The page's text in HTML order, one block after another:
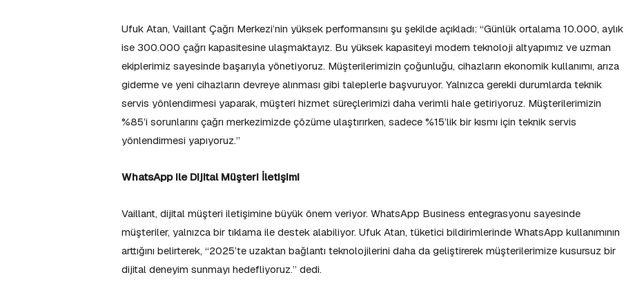
Ufuk Atan, Vaillant Çağrı Merkezi’nin yüksek performansını şu şekilde açıkladı: “Günlük ortalama 10.000, aylık
ise 300.000 çağrı kapasitesine ulaşmaktayız. Bu yüksek kapasiteyi modern teknoloji altyapımız ve uzman
ekiplerimiz sayesinde başarıyla yönetiyoruz. Müşterilerimizin çoğunluğu, cihazların ekonomik kullanımı, arıza
giderme ve yeni cihazların devreye alınması gibi taleplerle başvuruyor. Yalnızca gerekli durumlarda teknik
servis yönlendirmesi yaparak, müşteri hizmet süreçlerimizi daha verimli hale getiriyoruz. Müşterilerimizin
%85’i sorunlarını çağrı merkezimizde çözüme ulaştırırken, sadece %15’lik bir kısmı için teknik servis
yönlendirmesi yapıyoruz.”
WhatsApp ile Dijital Müşteri İletişimi
Vaillant, dijital müşteri iletişimine büyük önem veriyor. WhatsApp Business entegrasyonu sayesinde
müşteriler, yalnızca bir tıklama ile destek alabiliyor. Ufuk Atan, tüketici bildirimlerinde WhatsApp kullanımının
arttığını belirterek, “2025’te uzaktan bağlantı teknolojilerini daha da geliştirerek müşterilerimize kusursuz bir
dijital deneyim sunmayı hedefliyoruz.” dedi.